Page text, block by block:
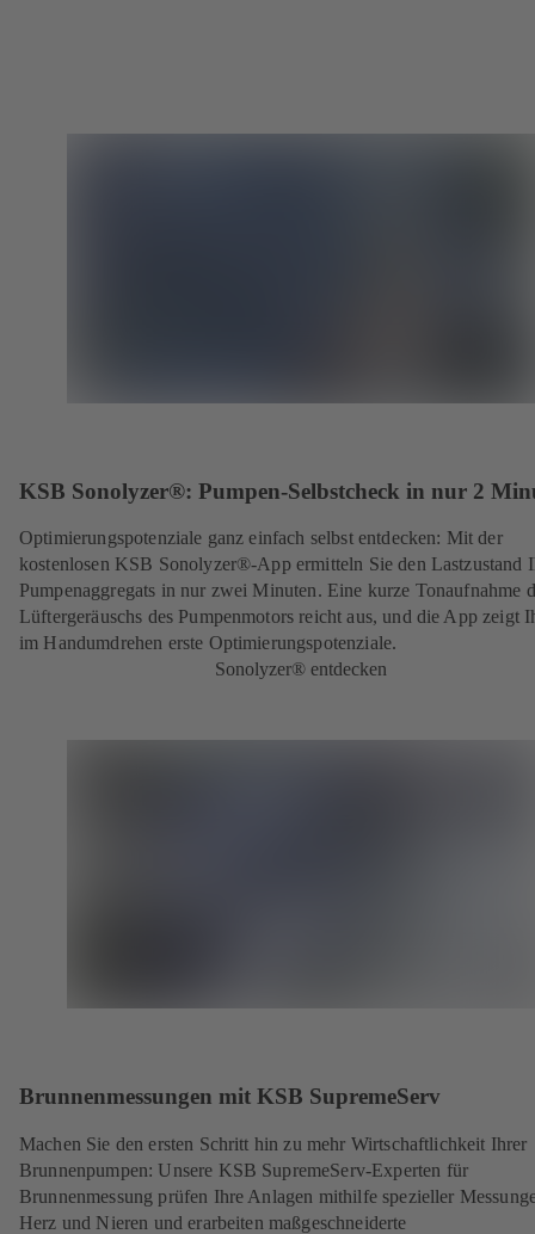
KSB Sonolyzer®: Pumpen-Selbstcheck in nur 2
Optimierungspotenziale ganz einfach selbst entdecken: Mit der
kostenlosen KSB Sonolyzer®-App ermitteln Sie den Lastzustand
Pumpenaggregats in nur zwei Minuten. Eine kurze Tonaufnahme
Lüftergeräuschs des Pumpenmotors reicht aus, und die App zeigt
im Handumdrehen erste Optimierungspotenziale.
Sonolyzer® entdecken
Brunnenmessungen mit KSB SupremeServ
Machen Sie den ersten Schritt hin zu mehr Wirtschaftlichkeit Ihrer
Brunnenpumpen: Unsere KSB SupremeServ-Experten für
Brunnenmessung prüfen Ihre Anlagen mithilfe spezieller
Herz und Nieren und erarbeiten maßgeschneiderte